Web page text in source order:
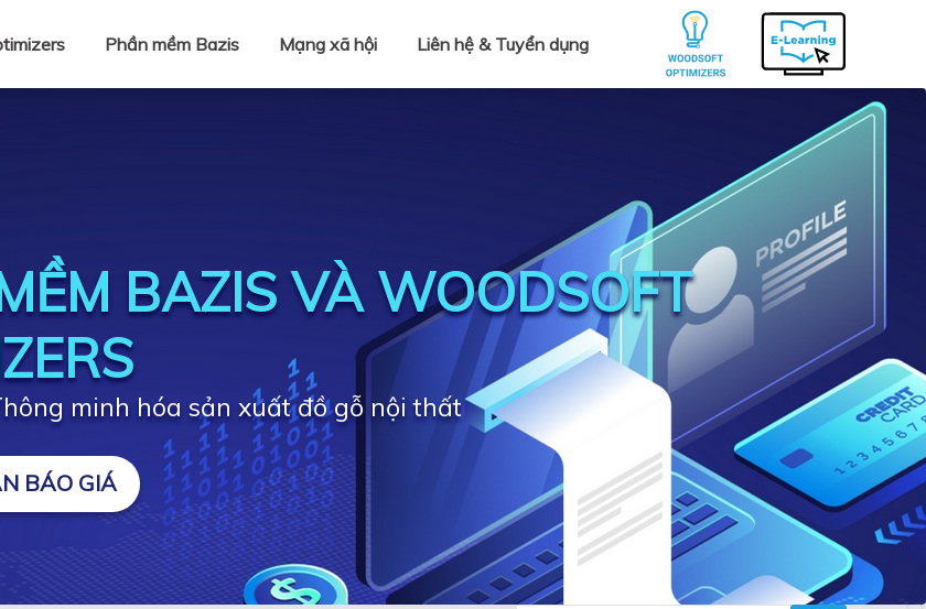
Phần mềm Bazis Mạng xã hội Liên hệ & Tuyển dụng
BAZIS VÀ WOODSOFT
minh hóa sản xuất đồ gỗ nội thất
BÁO GIÁ